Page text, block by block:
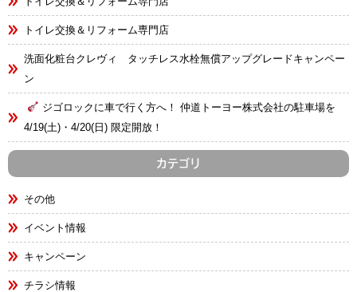
トイレ交換＆リフォーム専門店
洗面化粧台クレヴィ タッチレス水栓無償アップグレードキャンペー
ン
ジゴロックに車で行く方へ！ 仲道トーヨー株式会社の駐車場を
4/19(土)・4/20(日) 限定開放！
カテゴリ
その他
イベント情報
キャンペーン
チラシ情報